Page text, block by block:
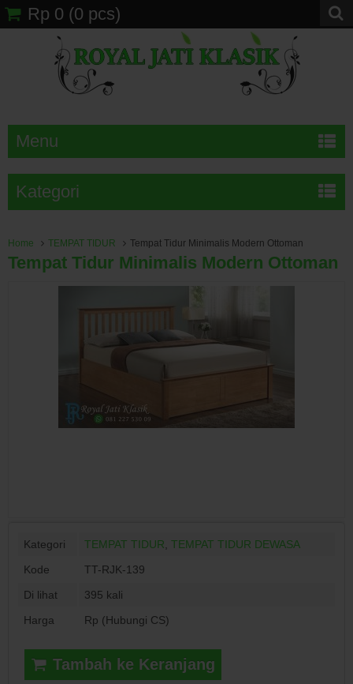
Rp 0 (0 pcs)
Menu
Kategori
Home TEMPAT TIDUR Tempat Tidur Minimalis Modern Ottoman
Tempat Tidur Minimalis Modern Ottoman
Kategori TEMPAT TIDUR TEMPAT TIDUR DEWASA
Kode
TT-RJK-139
Di lihat
395 kali
Harga
Rp (Hubungi CS)
Tambah ke Keranjang